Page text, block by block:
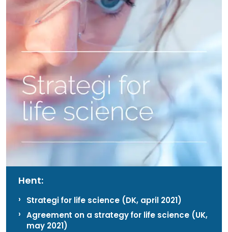
Hent:
Strategi for life science (DK, april 2021)
Agreement on a strategy for life science (UK,
may 2021)